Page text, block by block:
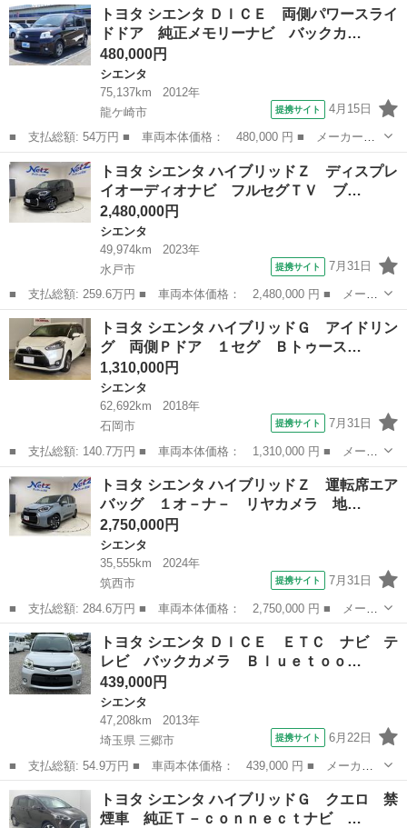
ッドＧ 衝突軽減ブレーキ 純正ナビ Ｂｌｕｅｔｏｏｔｈ接続 フ
ルセグＴ...
茨城 筑西市 シエンタ
トヨタ シエンタ ＤＩＣＥ 両側パワースライ
ドドア 純正メモリーナビ バックカ…
480,000円
シエンタ
75,137km
2012年
龍ケ崎市
提携サイト 4月15日
■ 支払総額: 54万円 ■ 車両本体価格： 480,000 円 ■ メーカー
名： トヨタ ■ 車種名： シエンタ ■ グレード名： ＤＩＣＥ
両側パワースライドドア 純正メモリーナビ バックカメラ ワンセ
グ ＥＴＣ キー...
茨城 龍ケ崎市 シエンタ
トヨタ シエンタ ハイブリッドＺ ディスプレ
イオーディオナビ フルセグＴＶ ブ…
2,480,000円
シエンタ
49,974km
2023年
水戸市
提携サイト 7月31日
■ 支払総額: 259.6万円 ■ 車両本体価格： 2,480,000 円 ■ メーカ
ー名： トヨタ ■ 車種名： シエンタ ■ グレード名： ハイブリ
ッドＺ ディスプレイオーディオナビ フルセグＴＶ ブルートゥー
ス ＤＶ...
茨城 水戸市 シエンタ
トヨタ シエンタ ハイブリッドＧ アイドリン
グ 両側Ｐドア １セグ Ｂトゥース…
1,310,000円
シエンタ
62,692km
2018年
石岡市
提携サイト 7月31日
■ 支払総額: 140.7万円 ■ 車両本体価格： 1,310,000 円 ■ メーカ
ー名： トヨタ ■ 車種名： シエンタ ■ グレード名： ハイブリ
ッドＧ アイドリング 両側Ｐドア １セグ Ｂトゥース ＡＨＢ
横滑防止...
茨城 石岡市 シエンタ
トヨタ シエンタ ハイブリッドＺ 運転席エア
バッグ １オ－ナ－ リヤカメラ 地…
2,750,000円
シエンタ
35,555km
2024年
筑西市
提携サイト 7月31日
■ 支払総額: 284.6万円 ■ 車両本体価格： 2,750,000 円 ■ メーカ
ー名： トヨタ ■ 車種名： シエンタ ■ グレード名： ハイブリ
ッドＺ 運転席エアバッグ １オ－ナ－ リヤカメラ 地上デジタ
ル パワー...
茨城 筑西市 シエンタ
トヨタ シエンタ ＤＩＣＥ ＥＴＣ ナビ テ
レビ バックカメラ Ｂｌｕｅｔｏｏ…
439,000円
シエンタ
47,208km
2013年
埼玉県 三郷市
提携サイト 6月22日
■ 支払総額: 54.9万円 ■ 車両本体価格： 439,000 円 ■ メーカー
名： トヨタ ■ 車種名： シエンタ ■ グレード名： ＤＩＣＥ
ＥＴＣ ナビ テレビ バックカメラ Ｂｌｕｅｔｏｏｔｈ接続 Ａ
ＢＳ ＨＩＤ...
埼玉 三郷市 シエンタ
トヨタ シエンタ ハイブリッドＧ クエロ 禁
煙車 純正Ｔ－ｃｏｎｎｅｃｔナビ …